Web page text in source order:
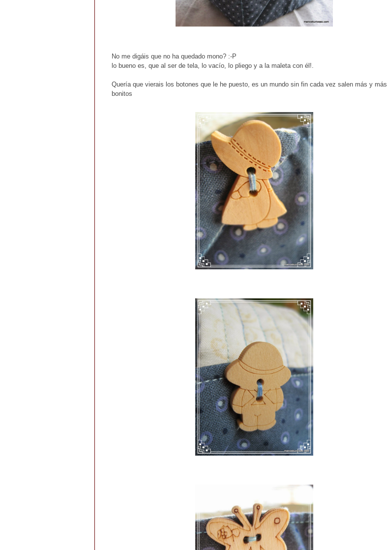
No me digáis que no ha quedado mono? :-P
lo bueno es, que al ser de tela, lo vacío, lo pliego y a la maleta con él!.
Quería que vierais los botones que le he puesto, es un mundo sin fin cada vez salen más y más
bonitos